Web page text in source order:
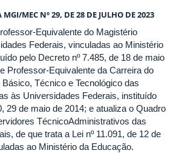
MEC Nº 29, DE 28 DE JULHO DE 2023
Equivalente do Magistério
Federais, vinculadas ao Ministério
pelo Decreto nº 7.485, de 18 de maio
Professor-Equivalente da Carreira do
Técnico e Tecnológico das
às Universidades Federais, instituído
29 de maio de 2014; e atualiza o Quadro
TécnicoAdministrativos das
de que trata a Lei nº 11.091, de 12 de
ao Ministério da Educação.